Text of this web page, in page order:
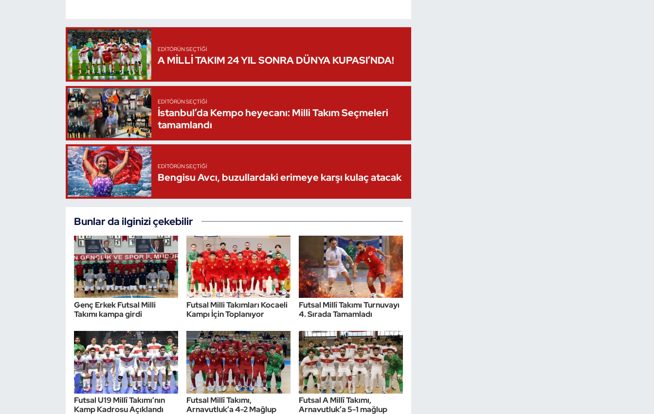
EDITÖRÜN SEÇTIĞI
A MİLLİ TAKIM 24 YIL SONRA DÜNYA KUPASI’NDA!
EDITÖRÜN SEÇTIĞI
İstanbul’da Kempo heyecanı: Milli Takım Seçmeleri
tamamlandı
EDITÖRÜN SEÇTIĞI
Bengisu Avcı, buzullardaki erimeye karşı kulaç atacak
Bunlar da ilginizi çekebilir
Genç Erkek Futsal Milli
Takımı kampa girdi
Futsal Milli Takımları Kocaeli
Kampı İçin Toplanıyor
Futsal Millî Takımı Turnuvayı
4. Sırada Tamamladı
Futsal U19 Millî Takımı’nın
Kamp Kadrosu Açıklandı
Futsal Millî Takımı,
Arnavutluk’a 4-2 Mağlup
Futsal A Millî Takımı,
Arnavutluk’a 5-1 mağlup
Sualtı Sporları
Tekvando
Vücut Geliştirme Fitness
Wushu Kungfu